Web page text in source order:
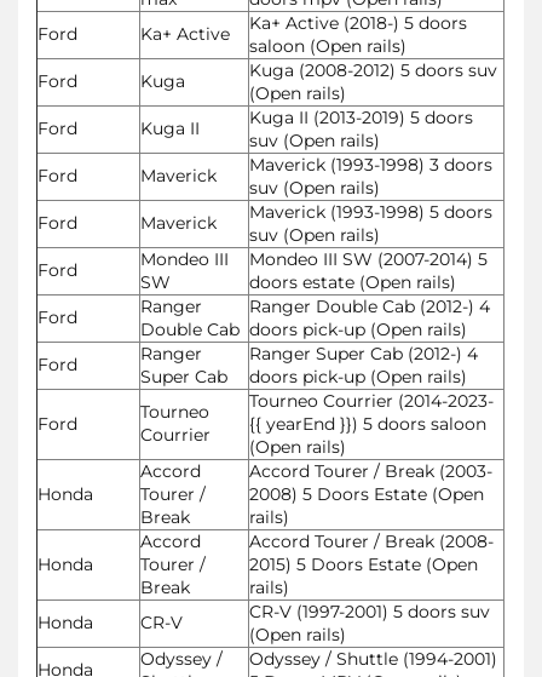
Ford
Ka+ Active
Ka+ Active (2018-) 5 doors
saloon (Open rails)
Ford
Kuga
Kuga (2008-2012) 5 doors suv
(Open rails)
Ford
Kuga II
Kuga II (2013-2019) 5 doors
suv (Open rails)
Ford
Maverick
Maverick (1993-1998) 3 doors
suv (Open rails)
Ford
Maverick
Maverick (1993-1998) 5 doors
suv (Open rails)
Ford
Mondeo III
SW
Mondeo III SW (2007-2014) 5
doors estate (Open rails)
Ford
Ranger
Double Cab
Ranger Double Cab (2012-) 4
doors pick-up (Open rails)
Ford
Ranger
Super Cab
Ranger Super Cab (2012-) 4
doors pick-up (Open rails)
Ford
Tourneo
Courrier
Tourneo Courrier (2014-2023-
{{ yearEnd }}) 5 doors saloon
(Open rails)
Honda
Accord
Tourer /
Break
Accord Tourer / Break (2003-
2008) 5 Doors Estate (Open
rails)
Honda
Accord
Tourer /
Break
Accord Tourer / Break (2008-
2015) 5 Doors Estate (Open
rails)
Honda
CR-V
CR-V (1997-2001) 5 doors suv
(Open rails)
Honda
Odyssey /
Odyssey / Shuttle (1994-2001)